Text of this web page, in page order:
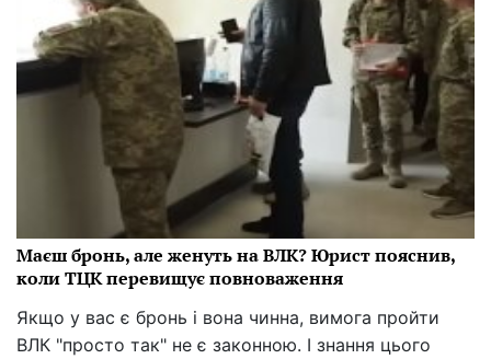
Маєш бронь, але женуть на ВЛК? Юрист пояснив,
коли ТЦК перевищує повноваження
Якщо у вас є бронь і вона чинна, вимога пройти
ВЛК "просто так" не є законною. І знання цього